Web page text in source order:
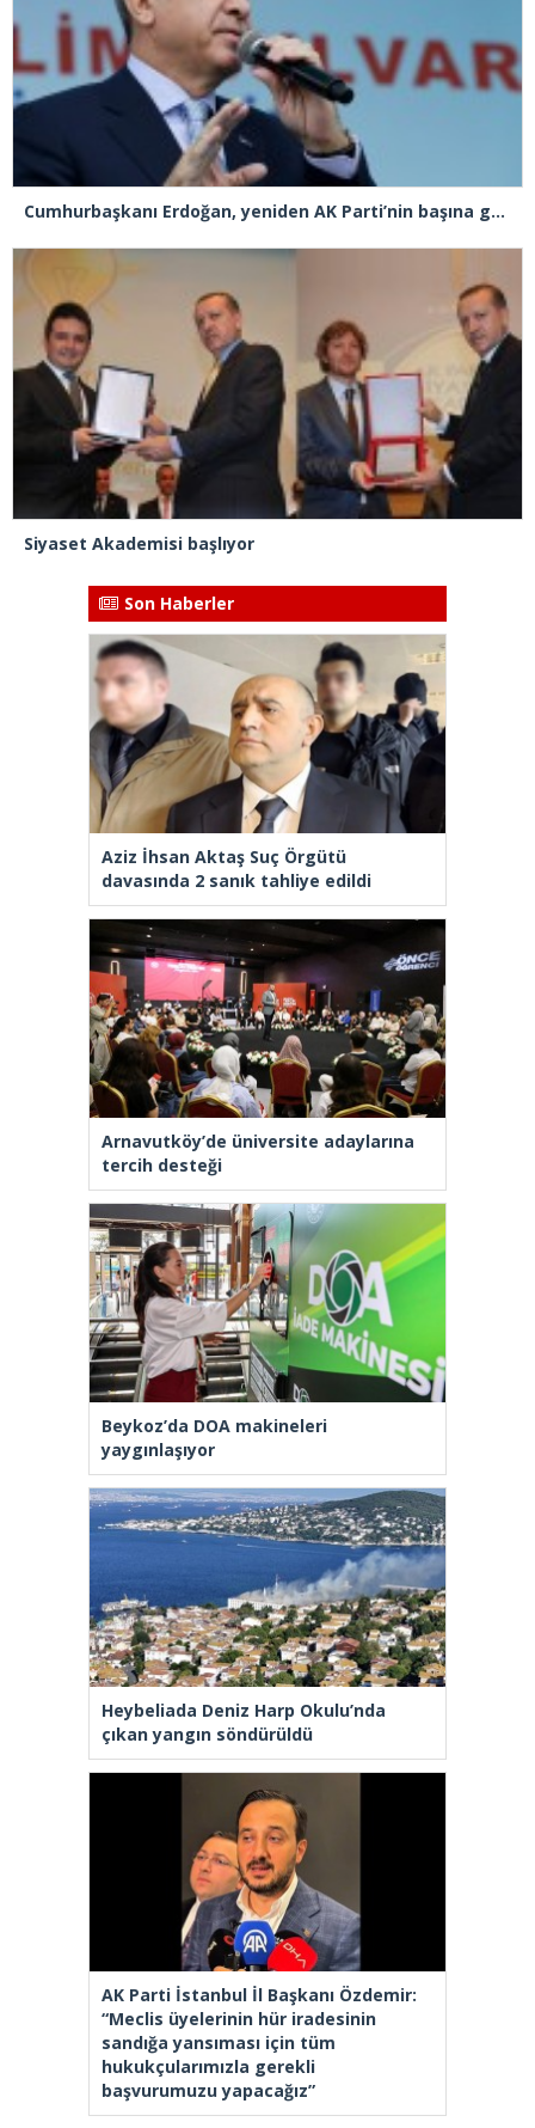
Cumhurbaşkanı Erdoğan, yeniden AK Parti’nin başına geçiyor!
Siyaset Akademisi başlıyor
Son Haberler
Aziz İhsan Aktaş Suç Örgütü
davasında 2 sanık tahliye edildi
Arnavutköy’de üniversite adaylarına
tercih desteği
Beykoz’da DOA makineleri
yaygınlaşıyor
Heybeliada Deniz Harp Okulu’nda
çıkan yangın söndürüldü
AK Parti İstanbul İl Başkanı Özdemir:
“Meclis üyelerinin hür iradesinin
sandığa yansıması için tüm
hukukçularımızla gerekli
başvurumuzu yapacağız”